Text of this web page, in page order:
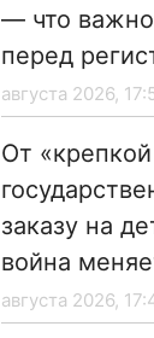
— что важно
перед
августа 2026,
От
заказу на
война
августа 2026,